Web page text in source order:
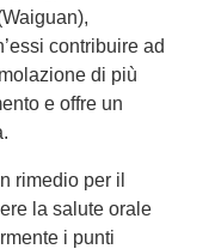
contribuire ad
di più
e offre un
rimedio per il
la salute orale
i punti